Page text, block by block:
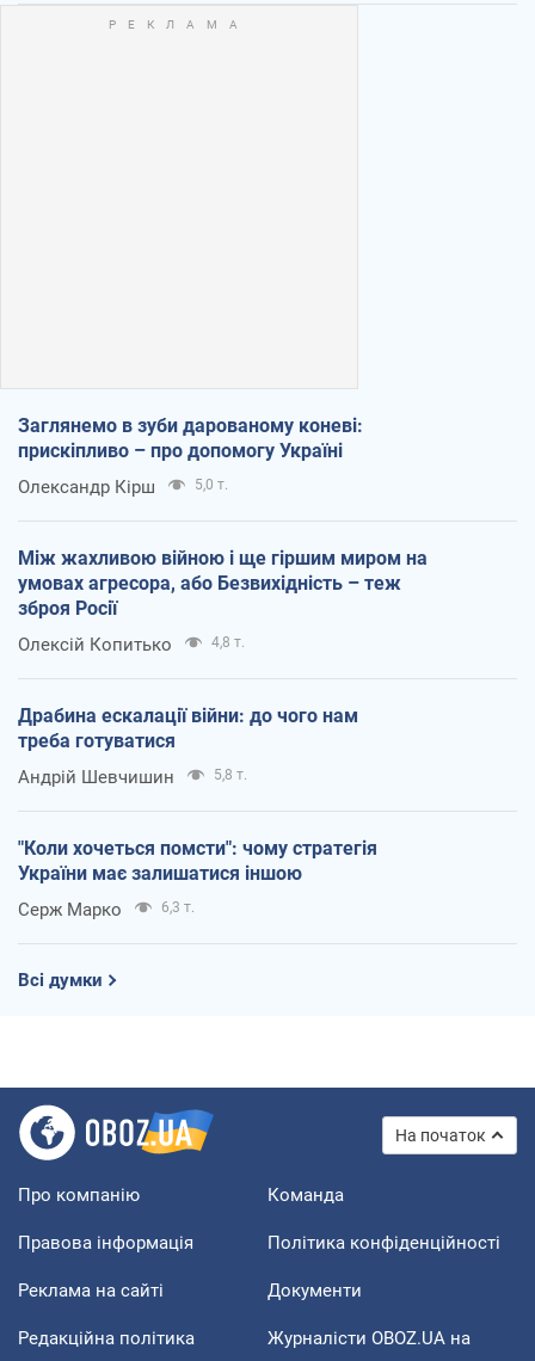
Заглянемо в зуби дарованому коневі:
прискіпливо – про допомогу Україні
Олександр Кірш 5,0 т.
Між жахливою війною і ще гіршим миром на
умовах агресора, або Безвихідність – теж
зброя Росії
Олексій Копитько 4,8 т.
Драбина ескалації війни: до чого нам
треба готуватися
Андрій Шевчишин 5,8 т.
"Коли хочеться помсти": чому стратегія
України має залишатися іншою
Серж Марко 6,3 т.
Всі думки
На початок
Про компанію Команда
Правова інформація Політика конфіденційності
Реклама на сайті Документи
Редакційна політика
Журналісти OBOZ.UA на